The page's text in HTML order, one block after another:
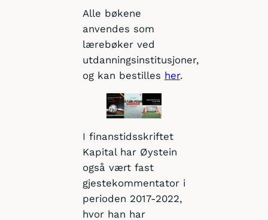
Alle bøkene
anvendes som
lærebøker ved
utdanningsinstitusjoner,
og kan bestilles her.
I finanstidsskriftet
Kapital har Øystein
også vært fast
gjestekommentator i
perioden 2017-2022,
hvor han har